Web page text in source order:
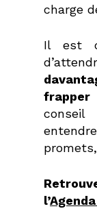
charge
Il est
frapper
l’